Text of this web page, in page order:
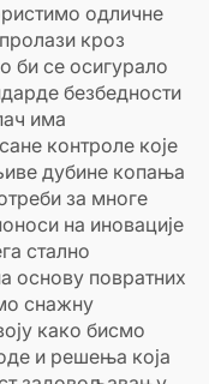
одличне
кроз
би се осигурало
безбедности
има
контроле које
дубине копања
за многе
на иновације
стално
основу повратних
снажну
како бисмо
и решења која